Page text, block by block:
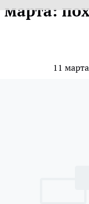
марта:
11